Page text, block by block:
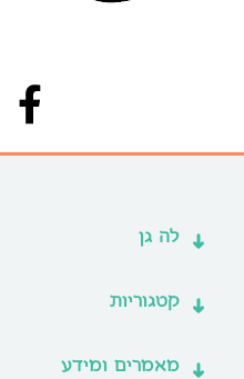
לה גן
קטגוריות
מאמרים ומידע